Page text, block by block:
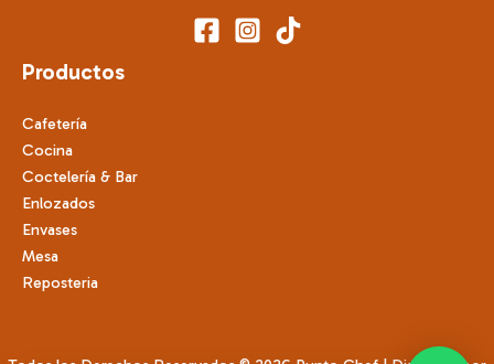
Productos
Cafetería
Cocina
Coctelería & Bar
Enlozados
Envases
Mesa
Reposteria